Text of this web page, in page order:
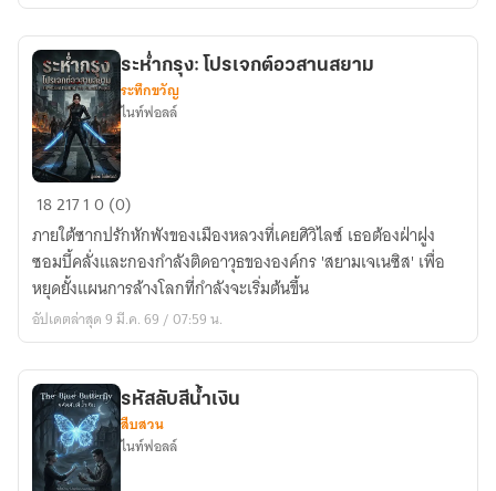
เป็น
ศิษย์
ขยะ
ชาติ
นี้
ข้า
คือ
บรรพ
จอม
มาร
ที่
พวก
เจ้า
กราบ!
ระห่ำ
กรุง:
โปร
เจ
กต์
อวสาน
ระห่ำกรุง: โปรเจกต์อวสานสยาม
ระทึกขวัญ
ไนท์ฟอลล์
1821710 (0)
ภายใต้ซากปรักหักพังของเมืองหลวงที่เคยศิวิไลซ์ เธอต้องฝ่าฝูง
ซอมบี้คลั่งและกองกำลังติดอาวุธขององค์กร 'สยามเจเนซิส' เพื่อ
หยุดยั้งแผนการล้างโลกที่กำลังจะเริ่มต้นขึ้น
อัปเดตล่าสุด 9 มี.ค. 69 / 07:59 น.
รหัสลับสีน้ำเงิน
สืบสวน
ไนท์ฟอลล์